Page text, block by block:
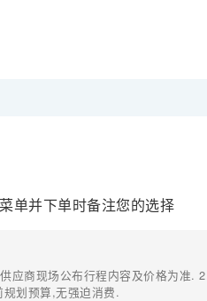
单并下单时备注您的选择
应商现场公布行程内容及价格为准.
划预算,无强迫消费.